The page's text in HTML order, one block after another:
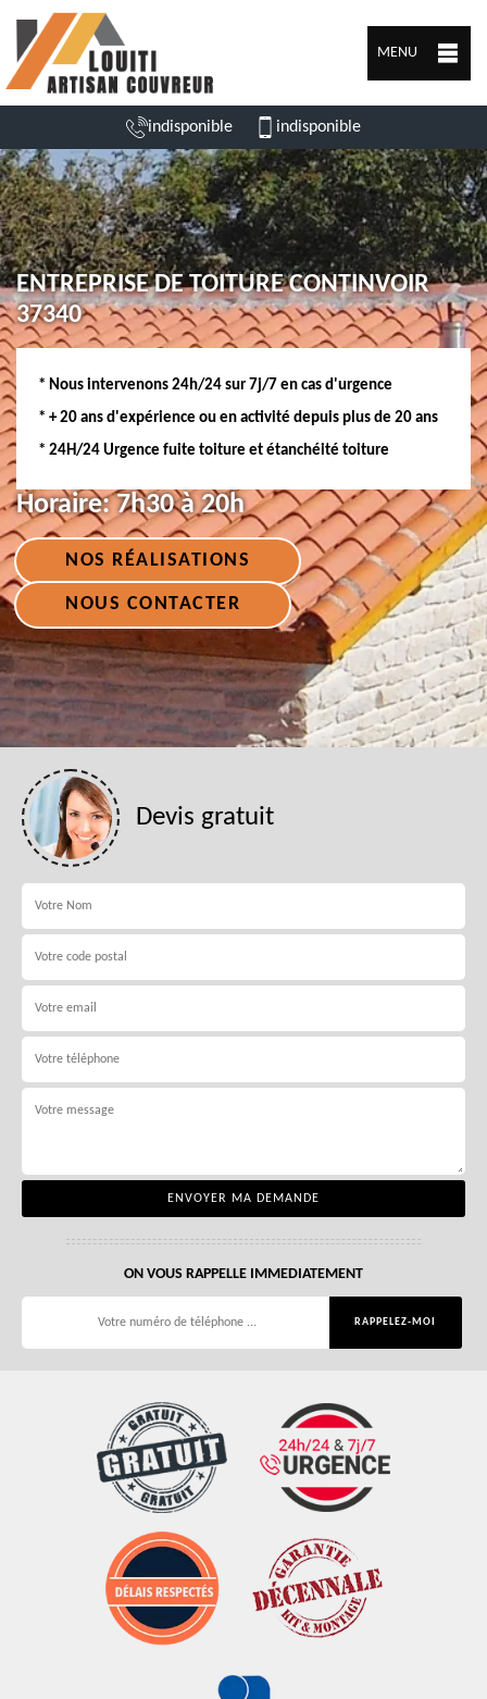
MENU
indisponible indisponible
ENTREPRISE DE TOITURE CONTINVOIR
37340
* Nous intervenons 24h/24 sur 7j/7 en cas d'urgence
* + 20 ans d'expérience ou en activité depuis plus de 20 ans
* 24H/24 Urgence fuite toiture et étanchéité toiture
Horaire:7h30 à 20h
NOS RÉALISATIONS
NOUS CONTACTER
Devis gratuit
ON VOUS RAPPELLE IMMEDIATEMENT